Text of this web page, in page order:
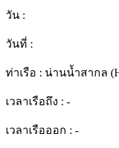
วัน :
วันที่ :
ท่าเรือ : น่านน้ำสากล
เวลาเรือถึง : -
เวลาเรือออก : -